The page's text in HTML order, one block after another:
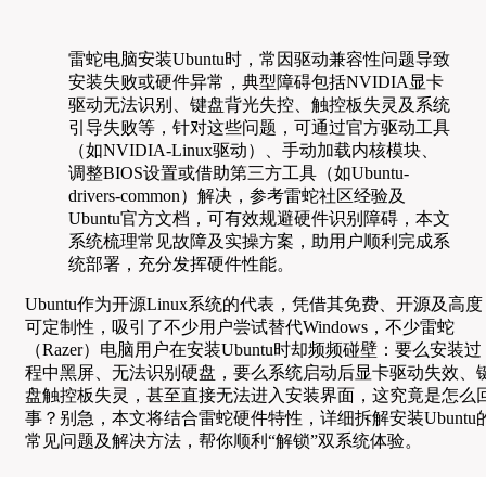
雷蛇电脑安装Ubuntu时，常因驱动兼容性问题导致
安装失败或硬件异常，典型障碍包括NVIDIA显卡
驱动无法识别、键盘背光失控、触控板失灵及系统
引导失败等，针对这些问题，可通过官方驱动工具
（如NVIDIA-Linux驱动）、手动加载内核模块、
调整BIOS设置或借助第三方工具（如Ubuntu-
drivers-common）解决，参考雷蛇社区经验及
Ubuntu官方文档，可有效规避硬件识别障碍，本文
系统梳理常见故障及实操方案，助用户顺利完成系
统部署，充分发挥硬件性能。
Ubuntu作为开源Linux系统的代表，凭借其免费、开源及高度
可定制性，吸引了不少用户尝试替代Windows，不少雷蛇
（Razer）电脑用户在安装Ubuntu时却频频碰壁：要么安装过
程中黑屏、无法识别硬盘，要么系统启动后显卡驱动失效、
盘触控板失灵，甚至直接无法进入安装界面，这究竟是怎么
事？别急，本文将结合雷蛇硬件特性，详细拆解安装Ubuntu
常见问题及解决方法，帮你顺利“解锁”双系统体验。